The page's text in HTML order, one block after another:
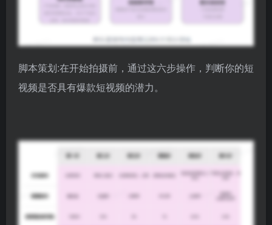
脚本策划:在开始拍摄前，通过这六步操作，判断你的短
视频是否具有爆款短视频的潜力。